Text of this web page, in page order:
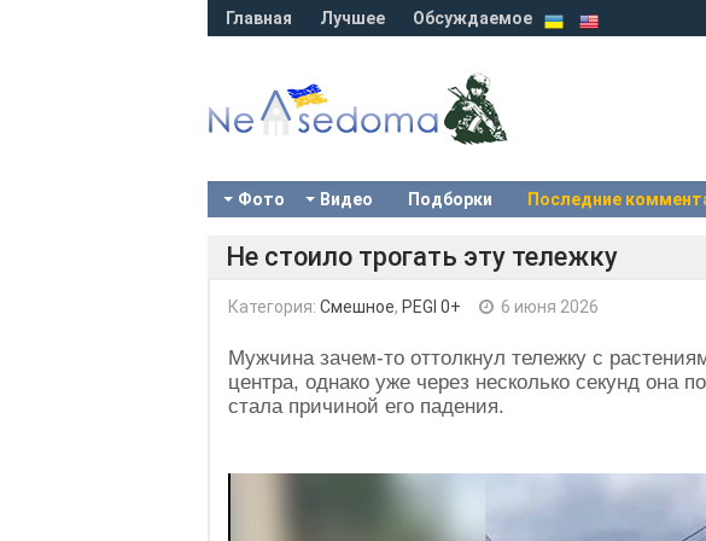
Главная Лучшее Обсуждаемое
Фото Видео Подборки Последние
Не стоило трогать эту тележку
Категория: Смешное, PEGI 0+ 6 июня 2026
Мужчина зачем-то оттолкнул тележку с
центра, однако уже через несколько секунд она
стала причиной его падения.